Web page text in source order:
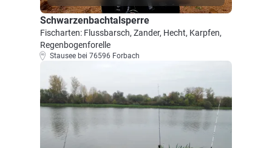
Schwarzenbachtalsperre
Fischarten: Flussbarsch, Zander, Hecht, Karpfen,
Regenbogenforelle
Stausee bei 76596 Forbach